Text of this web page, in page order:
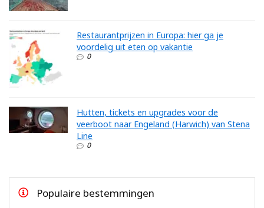
Restaurantprijzen in Europa: hier ga je
voordelig uit eten op vakantie
0
Hutten, tickets en upgrades voor de
veerboot naar Engeland (Harwich) van Stena
Line
0
Populaire bestemmingen